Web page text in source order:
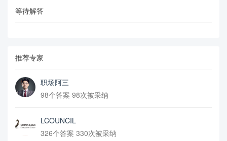
等待解答
推荐专家
职场阿三
98个答案 98次被采纳
LCOUNCIL
326个答案 330次被采纳